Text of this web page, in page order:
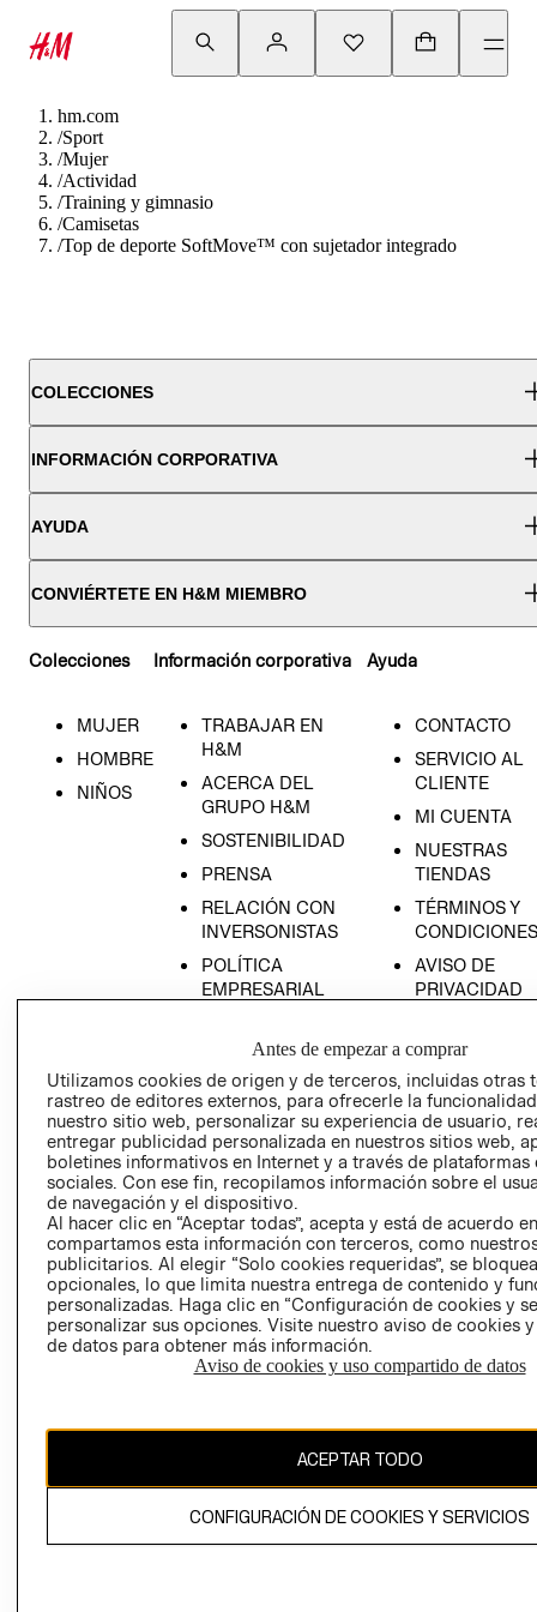
hm.com
/Sport
/Mujer
/Actividad
/Training y gimnasio
/Camisetas
/Top de deporte SoftMove™ con sujetador integrado
COLECCIONES
INFORMACIÓN CORPORATIVA
AYUDA
CONVIÉRTETE EN H&M MIEMBRO
Colecciones
MUJER
HOMBRE
NIÑOS
Información corporativa
TRABAJAR EN
H&M
ACERCA DEL
GRUPO H&M
SOSTENIBILIDAD
PRENSA
RELACIÓN CON
INVERSONISTAS
POLÍTICA
EMPRESARIAL
Ayuda
CONTACTO
SERVICIO AL
CLIENTE
MI CUENTA
NUESTRAS
TIENDAS
TÉRMINOS Y
CONDICIONES
AVISO DE
PRIVACIDAD
AVISO DE
COOKIES
LIBRO DE
Ecuador ($)
CAMBIAR REGIÓN
El contenido de esta página web está protegido por copyright y es
Antes de empezar a comprar
Utilizamos cookies de origen y de terceros, incluidas otras
rastreo de editores externos, para ofrecerle la
nuestro sitio web, personalizar su experiencia de usuario,
entregar publicidad personalizada en nuestros sitios web,
boletines informativos en Internet y a través de plataformas
sociales. Con ese fin, recopilamos información sobre el
de navegación y el dispositivo.
Al hacer clic en “Aceptar todas”, acepta y está de acuerdo
compartamos esta información con terceros, como
publicitarios. Al elegir “Solo cookies requeridas”, se
opcionales, lo que limita nuestra entrega de contenido y
personalizadas. Haga clic en “Configuración de cookies y
personalizar sus opciones. Visite nuestro aviso de cookies
de datos para obtener más información.
Aviso de cookies y uso compartido de datos
ACEPTAR TODO
CONFIGURACIÓN DE COOKIES Y SERVICIOS